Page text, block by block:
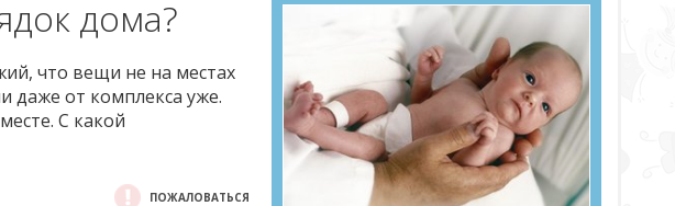
дома?
что вещи не на местах
даже от комплекса уже.
С какой
ПОЖАЛОВАТЬСЯ